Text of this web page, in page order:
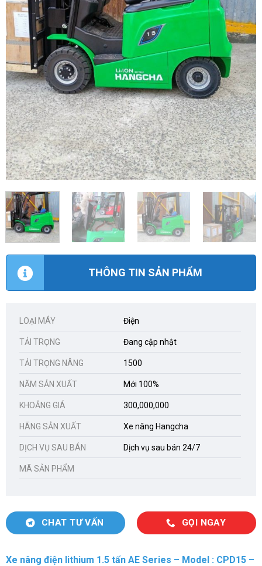
THÔNG TIN SẢN PHẨM
LOẠI MÁY Điện
TẢI TRỌNG Đang cập nhật
TẢI TRỌNG NÂNG 1500
NĂM SẢN XUẤT Mới 100%
KHOẢNG GIÁ 300,000,000
HÃNG SẢN XUẤT Xe nâng Hangcha
DỊCH VỤ SAU BÁN Dịch vụ sau bán 24/7
MÃ SẢN PHẨM
CHAT TƯ VẤN GỌI NGAY
Xe nâng điện lithium 1.5 tấn AE Series – Model : CPD15 –